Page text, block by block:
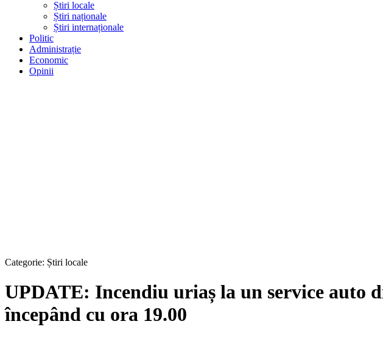
Știri locale
Știri naționale
Știri internaționale
Politic
Administrație
Economic
Opinii
Categorie: Știri locale
UPDATE: Incendiu uriaș la un service auto
începând cu ora 19.00